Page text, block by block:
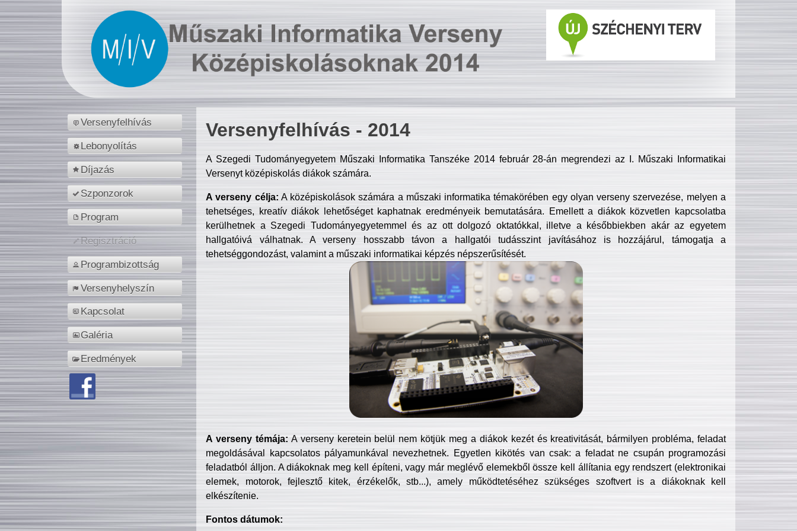
Versenyfelhívás
Lebonyolítás
Díjazás
Szponzorok
Program
Regisztráció
Programbizottság
Versenyhelyszín
Kapcsolat
Galéria
Eredmények
Versenyfelhívás - 2014
A Szegedi Tudományegyetem Műszaki Informatika Tanszéke 2014 február 28-án megrendezi az I. Műszaki Informatikai
Versenyt középiskolás diákok számára.
A verseny célja: A középiskolások számára a műszaki informatika témakörében egy olyan verseny szervezése, melyen a
tehetséges, kreatív diákok lehetőséget kaphatnak eredményeik bemutatására. Emellett a diákok közvetlen kapcsolatba
kerülhetnek a Szegedi Tudományegyetemmel és az ott dolgozó oktatókkal, illetve a későbbiekben akár az egyetem
hallgatóivá válhatnak. A verseny hosszabb távon a hallgatói tudásszint javításához is hozzájárul, támogatja a
tehetséggondozást, valamint a műszaki informatikai képzés népszerűsítését.
A verseny témája: A verseny keretein belül nem kötjük meg a diákok kezét és kreativitását, bármilyen probléma, feladat
megoldásával kapcsolatos pályamunkával nevezhetnek. Egyetlen kikötés van csak: a feladat ne csupán programozási
feladatból álljon. A diákoknak meg kell építeni, vagy már meglévő elemekből össze kell állítania egy rendszert (elektronikai
elemek, motorok, fejlesztő kitek, érzékelők, stb...), amely működtetéséhez szükséges szoftvert is a diákoknak kell
elkészítenie.
Fontos dátumok: